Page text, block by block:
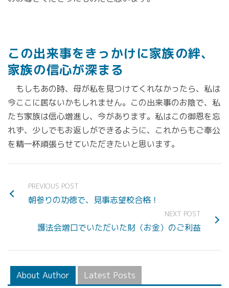
この出来事をきっかけに家族の絆、
家族の信心が深まる
もしもあの時、母が私を見つけてくれなかったら、私は
今ここに居ないかもしれません。この出来事のお陰で、私
たち家族は信心増進し、今があります。私はこの御恩を忘
れず、少しでもお返しができるように、これからもご奉公
を精一杯頑張らせていただきたいと思います。
PREVIOUS POST
朝参りの功徳で、見事志望校合格！
NEXT POST
護法会増口でいただいた財（お金）のご利益
About Author Latest Posts